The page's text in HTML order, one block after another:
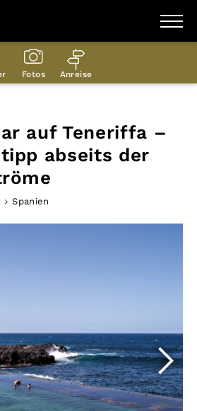
Fotos Anreise
auf Teneriffa –
abseits der
Spanien